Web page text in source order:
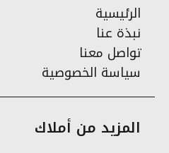
الرئيسية
نبذة عنا
تواصل معنا
سياسة الخصوصية
المزيد من أملاك